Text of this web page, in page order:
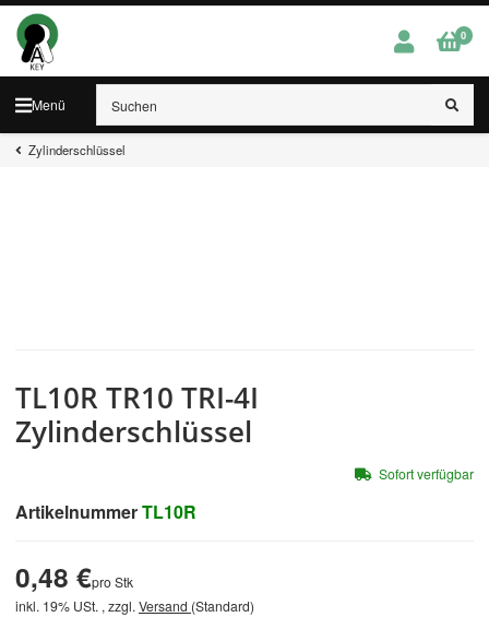
Menü
0
Zylinderschlüssel
TL10R TR10 TRI-4I
Zylinderschlüssel
ArtikelnummerTL10R
0,48 €pro Stk
inkl. 19% USt. , zzgl. Versand (Standard)
Sofort verfügbar